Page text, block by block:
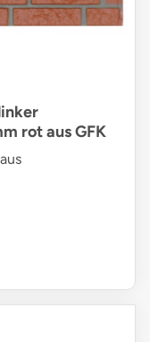
rot aus GFK